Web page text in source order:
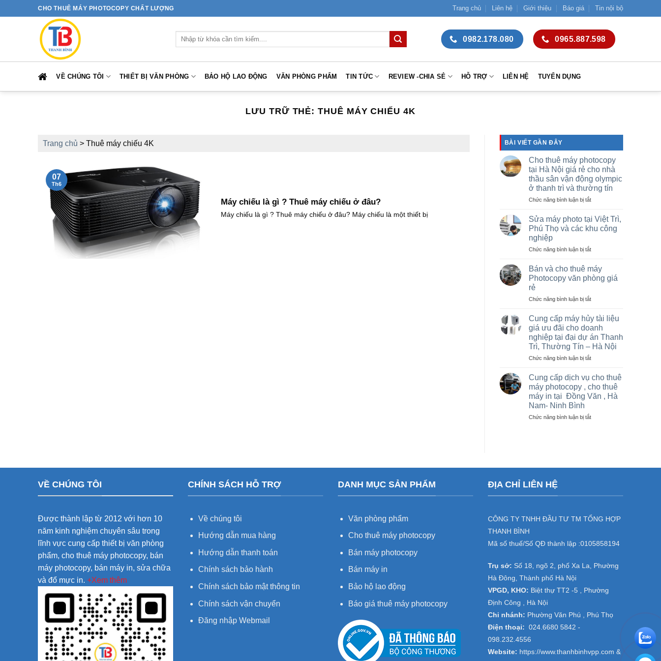
qua
CHO THUÊ MÁY PHOTOCOPY CHẤT LƯỢNG Trang chủ Liên hệ Giới thiệu Báo giá Tin nội bộ
Tìm
kiếm:
0982.178.080 0965.887.598
VỀ CHÚNG TÔI THIẾT BỊ VĂN PHÒNG BẢO HỘ LAO ĐỘNG VĂN PHÒNG PHẨM TIN TỨC REVIEW -CHIA SẺ HỖ TRỢ LIÊN HỆ TUYỂN DỤNG
LƯU TRỮ THẺ:THUÊ MÁY CHIẾU 4K
Trang chủ > Thuê máy chiếu 4K
Máy chiếu là gì ? Thuê máy chiếu ở đâu?
Máy chiếu là gì ? Thuê máy chiếu ở đâu? Máy chiếu là một thiết bị
07
Th6
BÀI VIẾT GẦN ĐÂY
Cho thuê máy photocopy
tại Hà Nội giá rẻ cho nhà
thầu sân vận động olympic
ở thanh trì và thường tín
Chức năng bình luận bị tắtở
thuê
máy
photocopy
Hà
giá
rẻ
cho
thầu
vận
động
olympic
ở
thanh
trì
thường
tín
Sửa máy photo tại Việt Trì,
Phú Thọ và các khu công
nghiệp
Chức năng bình luận bị tắtở
máy
photo
tại
Trì,
Thọ
và
các
khu
công
nghiệp
Bán và cho thuê máy
Photocopy văn phòng giá
rẻ
Chức năng bình luận bị tắtở
cho
thuê
máy
Photocopy
văn
giá
rẻ
Cung cấp máy hủy tài liệu
giá ưu đãi cho doanh
nghiệp tại đại dự án Thanh
Trì, Thường Tín – Hà Nội
Chức năng bình luận bị tắtở
cấp
máy
hủy
tài
giá
Thường
Hà
Cung cấp dịch vụ cho thuê
máy photocopy , cho thuê
máy in tại Đồng Văn , Hà
Nam- Ninh Bình
Chức năng bình luận bị tắtở
thuê
máy
Đồng
Hà
Bình
VỀ CHÚNG TÔI
Được thành lập từ 2012 với hơn 10
năm kinh nghiệm chuyên sâu trong
lĩnh vực cung cấp thiết bị văn phòng
phẩm, cho thuê máy photocopy, bán
máy photocopy, bán máy in, sửa chữa
và đổ mực in. +Xem thêm
CHÍNH SÁCH HỖ TRỢ
Về chúng tôi
Hướng dẫn mua hàng
Hướng dẫn thanh toán
Chính sách bảo hành
Chính sách bảo mật thông tin
Chính sách vận chuyển
Đăng nhập Webmail
DANH MỤC SẢN PHẨM
Văn phòng phẩm
Cho thuê máy photocopy
Bán máy photocopy
Bán máy in
Bảo hộ lao động
Báo giá thuê máy photocopy
ĐỊA CHỈ LIÊN HỆ
CÔNG TY TNHH ĐẦU TƯ TM TỔNG HỢP
THANH BÌNH
Mã số thuế/Số QĐ thành lập :0105858194
Trụ sở: Số 18, ngõ 2, phố Xa La, Phường
Hà Đông, Thành phố Hà Nội
VPGD, KHO: Biệt thự TT2 -5 , Phường
Định Công , Hà Nội
Chi nhánh: Phường Văn Phú , Phú Thọ
Điện thoại: 024.6680 5842 -
098.232.4556
Website: https://www.thanhbinhvpp.com &